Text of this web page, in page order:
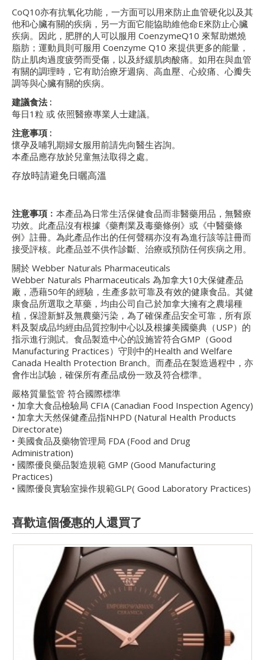
CoQ10亦有抗氧化功能，一方面可以用來防止血管硬化以及其
他和心臟有關的疾病，另一方面它能協助維他命E來防止心臟
疾病。因此，肥胖的人可以服用 CoenzymeQ10 來幫助燃燒
脂肪；運動員則可服用 Coenzyme Q10 來提供更多的能量，
防止肌肉過度疲勞而受傷，以及紓緩肌肉酸痛。如用在與血管
有關的調理時，它有助治療牙週病、高血壓、心絞痛、心瓣失
調等與心臟有關的疾病。
建議食法 :
每日1粒 或 依照醫療專業人士建議。
注意事項 :
懷孕及哺乳期婦女服用前請先向醫生咨詢。
本產品應存放於兒童無法取得之處。
存放時請避免日曬高溫
注意事項﹕ 本產品為日常生活保健食品而非醫藥用品，無醫療
功效。此產品沒有根據《藥劑業及毒藥條例》或《中醫藥條
例》註冊。為此產品作出的任何聲稱亦沒有為進行該等註冊而
接受評核。此產品並不供作診斷、治療或預防任何疾病之用。
關於 Webber Naturals Pharmaceuticals
Webber Naturals Pharmaceuticals 為加拿大10大保健產品
廠，憑藉50年的經驗，生產多款可靠及有效的健康食品。其健
康食品所選取之草藥，均由公司自己於加拿大擁有之農場種
植，保證新鮮及無農藥污染，為了確保產品安全可靠，所有原
料及製成品均經由品質控制中心以及根據美國藥典（USP）的
指示進行測試。食品製造中心的設施皆符合GMP（Good
Manufacturing Practices）守則中的Health and Welfare
Canada Health Protection Branch。而產品在製造過程中，亦
會作出試驗，確保所有產品成份一致及符合標準。
嚴格質量監管 符合國際標準
• 加拿大食品檢驗局 CFIA (Canadian Food Inspection Agency)
• 加拿大天然保健產品指NHPD (Natural Health Products
Directorate)
• 美國食品及藥物管理局 FDA (Food and Drug
Administration)
• 國際優良藥品製造規範 GMP (Good Manufacturing
Practices)
• 國際優良實驗室操作規範GLP( Good Laboratory Practices)
喜歡這個優惠的人還買了